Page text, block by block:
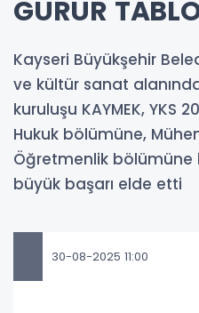
GURUR
Kayseri Büyükşehir
ve kültür sanat
kuruluşu KAYMEK, YKS
Hukuk bölümüne,
Öğretmenlik
büyük başarı elde etti
30-08-2025 11:00